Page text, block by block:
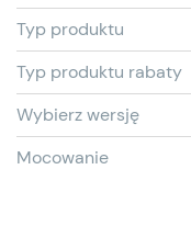
Typ produktu
Typ produktu rabaty
Wybierz wersję
Mocowanie